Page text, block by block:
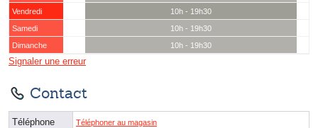
Vendredi
10h - 19h30
Samedi
10h - 19h30
Dimanche
10h - 19h30
Signaler une erreur
Contact
Téléphone Téléphoner au magasin